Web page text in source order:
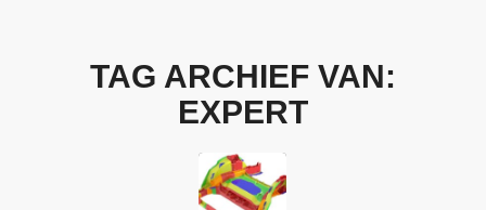
TAG ARCHIEF VAN:
EXPERT